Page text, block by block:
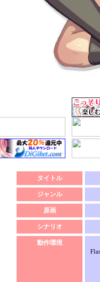
タイトル
ジャンル
原画
シナリオ
動作環境